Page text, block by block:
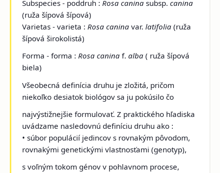
Subspecies - poddruh :Rosa canina subsp.canina
(ruža šípová šípová)
Varietas - varieta :Rosa canina var.latifolia (ruža
šípová širokolistá)
Forma - forma :Rosa canina f.alba ( ruža šípová
biela)
Všeobecná definícia druhu je zložitá, pričom
niekoľko desiatok biológov sa ju pokúsilo čo
najvýstižnejšie formulovať. Z praktického hľadiska
uvádzame nasledovnú definíciu druhu ako :
• súbor populácií jedincov s rovnakým pôvodom,
rovnakými genetickými vlastnosťami (genotyp),
s voľným tokom génov v pohlavnom procese,